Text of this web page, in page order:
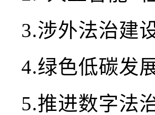
3.涉外法治建
4.绿色低碳发
5.推进数字法